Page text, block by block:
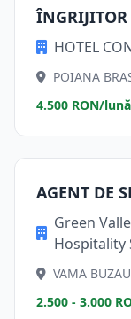
ÎNGRIJITOR
HOTEL
POIANA
4.500 RON/lună
AGENT DE
Green
Hospitality
VAMA
2.500 - 3.000